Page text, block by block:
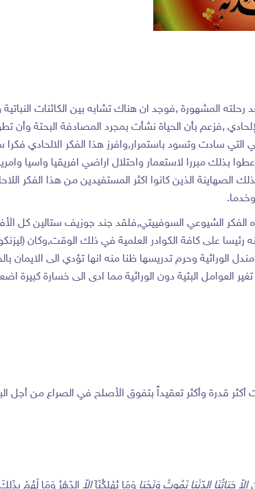
المشهورة ,فوجد ان هناك تشابه بين الكائنات النباتية
,فزعم بأن الحياة نشأت بمجرد المصادفة البحتة وأن
التي سادت وتسود باستمرار,وافرز هذا الفكر الالحادي
مبررا لاستعمار واحتلال اراضي افريقيا واسيا
الذين كانوا اكثر المستفيدين من هذا الفكر
الفكر الشيوعي السوفييتي,فلقد جند جوزيف ستالين كل
على كافة الكوادر العلمية في ذلك الوقت,وكان
الوراثية وحرم تدريسها ظنا منه انها تؤدي الى الايمان
العوامل البئية دون الوراثية مما ادى الى خسارة كبيرة
أكثر قدرة وأكثر تعقيداً بتفوق الأصلح في الصراع من أجل
حَيَاتُنَا الدّنْيَا نَمُوتُ وَنَحْيَا وَمَا يُهْلِكُنَآإِلاّ الدّهْرُ وَمَا لَهُمْ